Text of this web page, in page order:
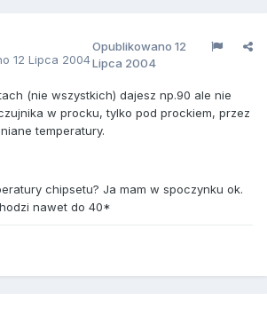
12 Lipca 2004
Opublikowano 12
Lipca 2004
(nie wszystkich) dajesz np.90 ale nie
w procku, tylko pod prockiem, przez
temperatury.
chipsetu? Ja mam w spoczynku ok.
nawet do 40*